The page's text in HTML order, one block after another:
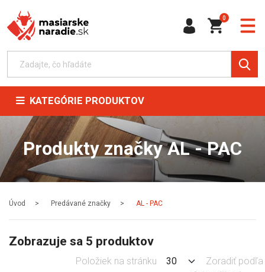
0
KATEGÓRIE PRODUKTOV
Produkty značky AL - PAC
Úvod Predávané značky AL - PAC
Zobrazuje sa 5 produktov
Položiek na stránku Zoradiť podľa